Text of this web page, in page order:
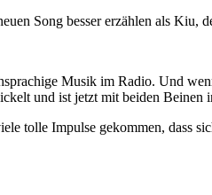
Song bes­ser erzäh­len als Kiu,
Musik im Radio. Und
und ist jetzt mit bei­den Bei­nen
tol­le Impul­se gekom­men, dass